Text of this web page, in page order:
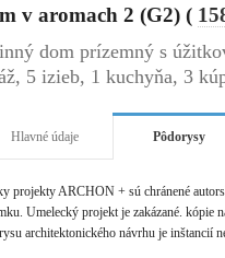
v aromach 2 (G2) (
dom prízemný s
5 izieb, 1 kuchyňa, 3
Hlavné údaje Pôdorysy
projekty ARCHON + sú chránené
Umelecký projekt je zakázané. kópie
architektonického návrhu je inštancií